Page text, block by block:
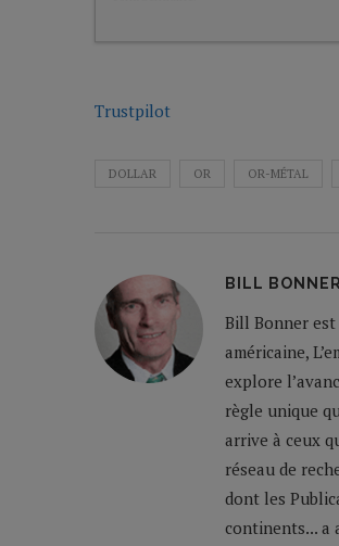
Trustpilot
DOLLAR OR OR-MÉTAL
BILL BONNER
Bill Bonner est
américaine,
explore
règle unique
arrive à ceux
réseau de
dont les
continents... a